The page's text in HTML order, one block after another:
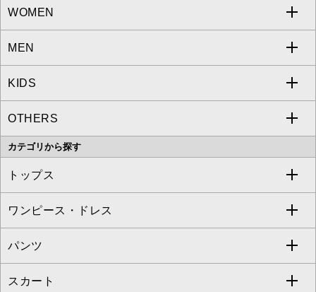
WOMEN
a.v.v
MICHEL KLEIN
MK MICHEL KLEIN
OFUON le MK
MEN
a.v.v
MICHEL KLEIN HOMME
MK MICHEL KLEIN HOMME
KIDS
a.v.v
OTHERS
MK MICHEL KLEIN BAG
カテゴリから探す
トップス
すべてのトップス
カットソー・Tシャツ
ブラウス・シャツ
ワンピース・ドレス
すべてのワンピース・ドレス
ワンピース
パンツ
すべてのパンツ
スカート